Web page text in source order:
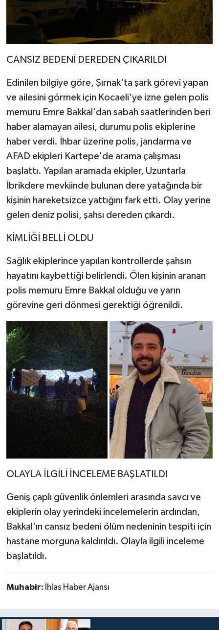
CANSIZ BEDENİ DEREDEN ÇIKARILDI
Edinilen bilgiye göre, Şırnak'ta şark görevi yapan
ve ailesini görmek için Kocaeli'ye izne gelen polis
memuru Emre Bakkal'dan sabah saatlerinden beri
haberalamayan ailesi, durumu polis ekiplerine
haber verdi. İhbar üzerine polis, jandarma ve
AFAD ekipleri Kartepe'de arama çalışması
başlattı. Yapılan aramada ekipler, Uzuntarla
İbrikdere mevkiinde bulunan dere yatağında bir
kişinin hareketsizce yattığını fark etti. Olay yerine
gelen deniz polisi, şahsı dereden çıkardı.
KİMLİĞİ BELLİ OLDU
Sağlık ekiplerince yapılan kontrollerde şahsın
hayatını kaybettiği belirlendi. Ölen kişinin aranan
polis memuru Emre Bakkal olduğu ve yarın
görevine geri dönmesi gerektiği öğrenildi.
OLAYLA İLGİLİ İNCELEME BAŞLATILDI
Geniş çaplı güvenlik önlemleri arasında savcı ve
ekiplerin olay yerindeki incelemelerin ardından,
Bakkal'ın cansız bedeni ölüm nedeninin tespiti için
hastane morguna kaldırıldı. Olayla ilgili inceleme
başlatıldı.
Muhabir: İhlas Haber Ajansı